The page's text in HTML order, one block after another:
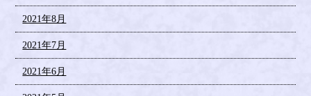
2021年8月
2021年7月
2021年6月